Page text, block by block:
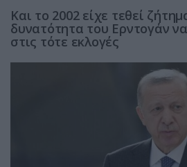
Και το 2002 είχε τεθεί
δυνατότητα του Ερντογάν
στις τότε εκλογές